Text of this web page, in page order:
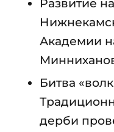
Развитие
Академии
Битва
дерби